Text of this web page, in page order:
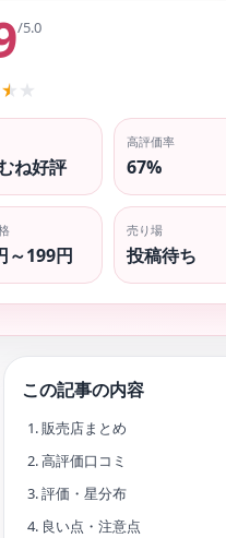
/5.0
★ ★
ね好評
高評価率
67%
～199円
売り場
投稿待ち
この記事の内容
販売店まとめ
高評価口コミ
評価・星分布
良い点・注意点